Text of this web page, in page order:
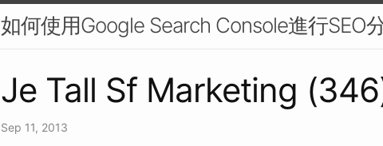
如何使用Google Search Console進行SEO
Je Tall Sf Marketing
Sep 11, 2013